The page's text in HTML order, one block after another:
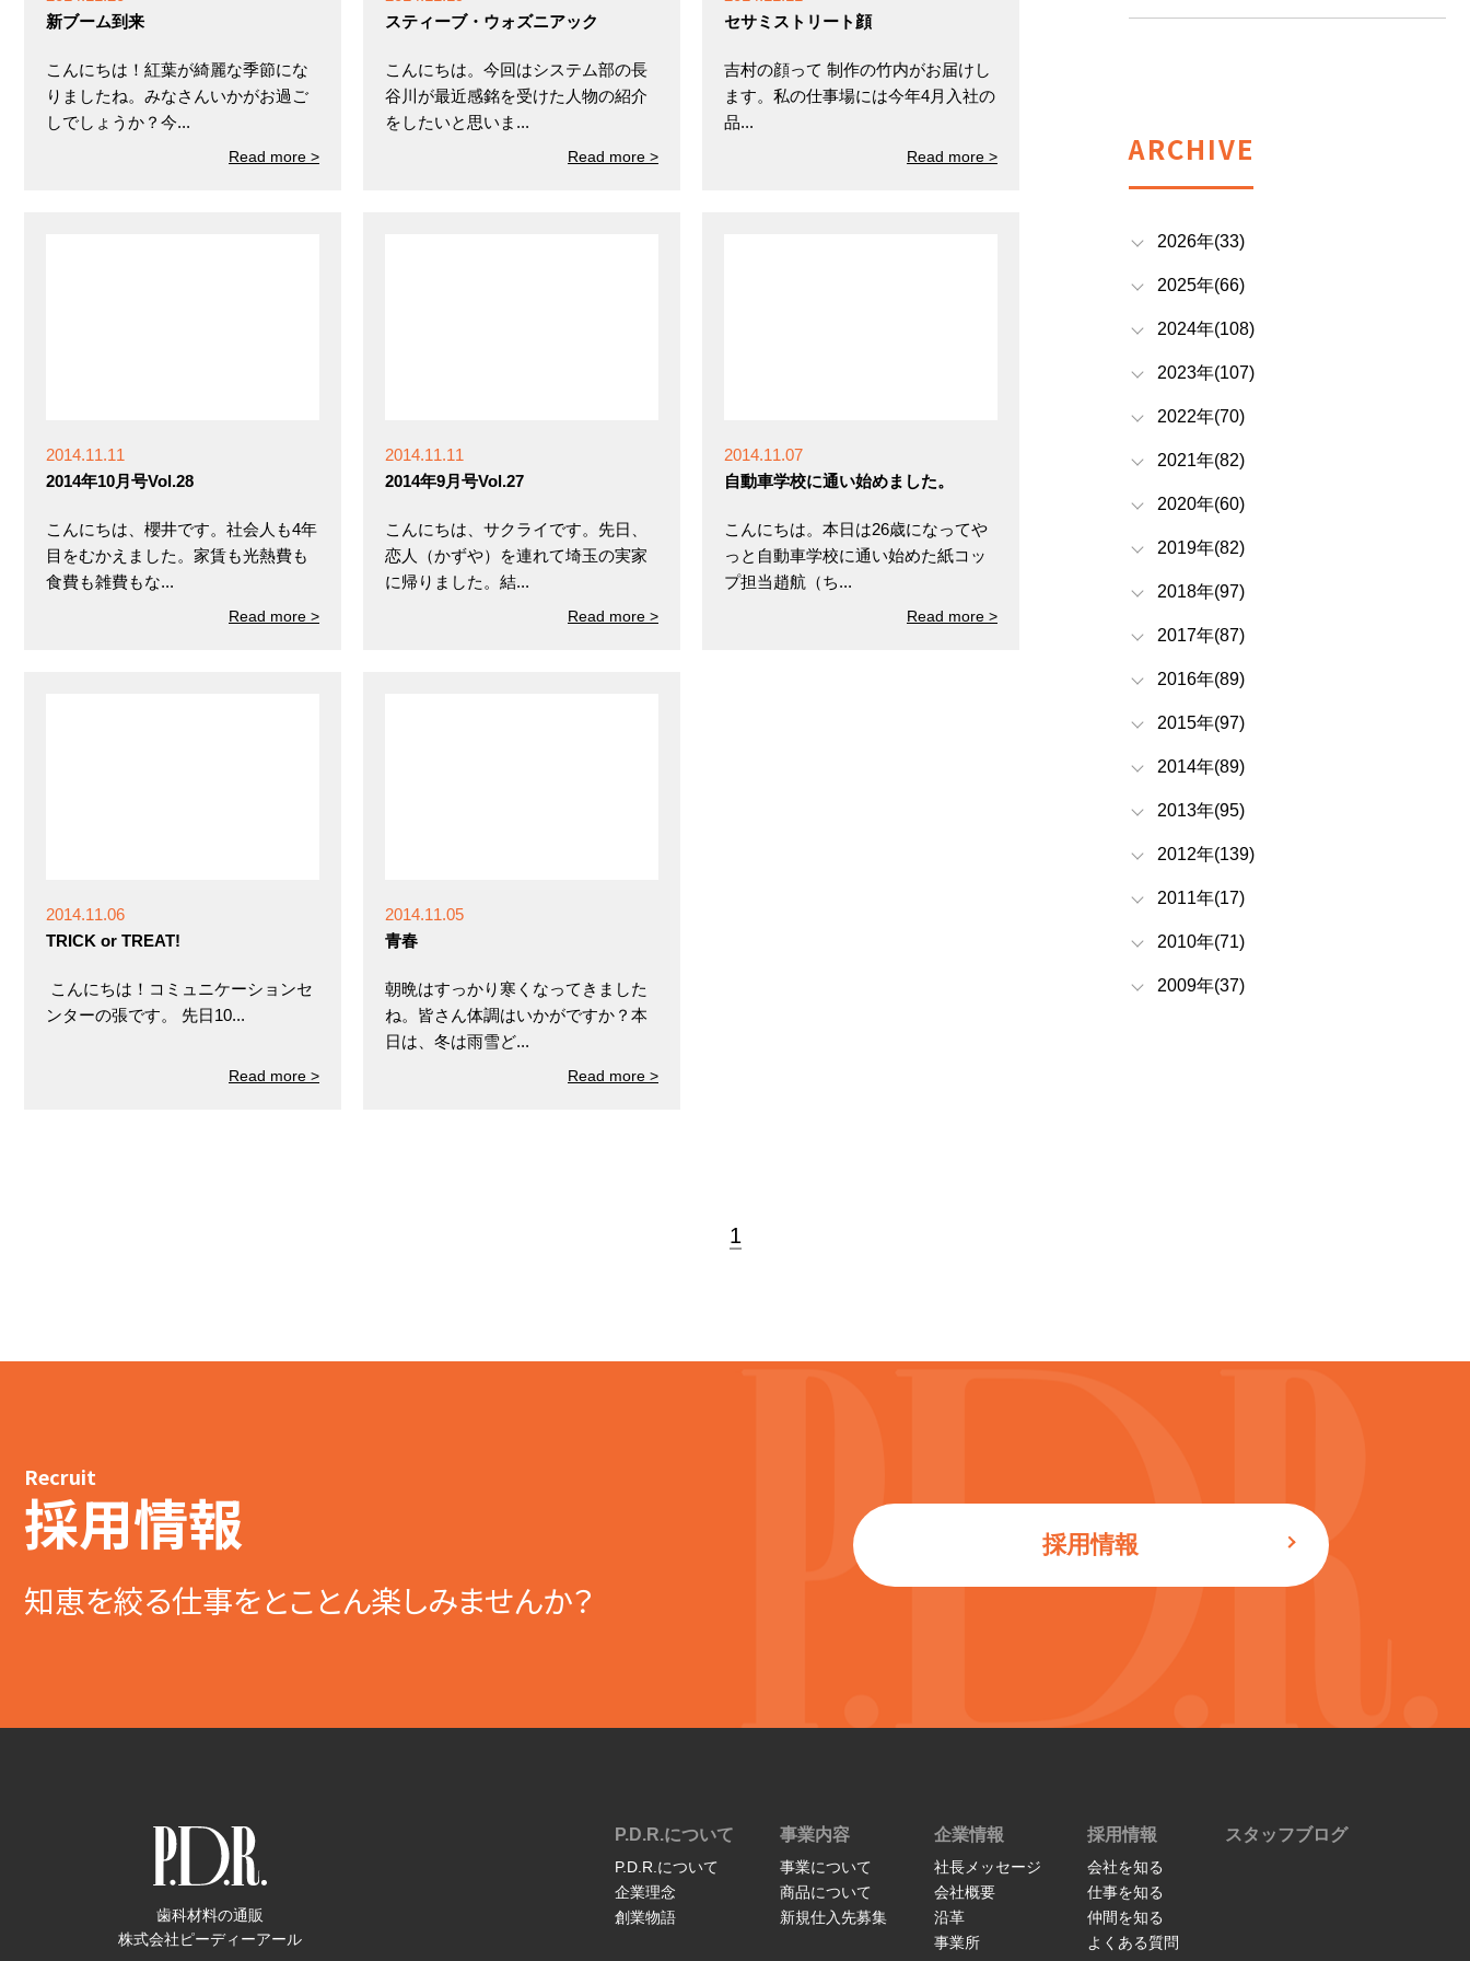
新ブーム到来
こんにちは！紅葉が綺麗な季節にな
りましたね。みなさんいかがお過ご
しでしょうか？今...
Read more >
スティーブ・ウォズニアック
こんにちは。今回はシステム部の長
谷川が最近感銘を受けた人物の紹介
をしたいと思いま...
Read more >
セサミストリート顔
吉村の顔って 制作の竹内がお届けし
ます。私の仕事場には今年4月入社の
品...
Read more >
2014.11.11
2014年10月号Vol.28
こんにちは、櫻井です。社会人も4年
目をむかえました。家賃も光熱費も
食費も雑費もな...
Read more >
2014.11.11
2014年9月号Vol.27
こんにちは、サクライです。先日、
恋人（かずや）を連れて埼玉の実家
に帰りました。結...
Read more >
2014.11.07
自動車学校に通い始めました。
こんにちは。本日は26歳になってや
っと自動車学校に通い始めた紙コッ
プ担当趙航（ち...
Read more >
2014.11.06
TRICK or TREAT!
こんにちは！コミュニケーションセ
ンターの張です。 先日10...
Read more >
2014.11.05
青春
朝晩はすっかり寒くなってきました
ね。皆さん体調はいかがですか？本
日は、冬は雨雪ど...
Read more >
ARCHIVE
2026年(33)
2025年(66)
2024年(108)
2023年(107)
2022年(70)
2021年(82)
2020年(60)
2019年(82)
2018年(97)
2017年(87)
2016年(89)
2015年(97)
2014年(89)
2013年(95)
2012年(139)
2011年(17)
2010年(71)
2009年(37)
1
Recruit
採用情報
知恵を絞る仕事をとことん楽しみませんか？
採用情報
歯科材料の通販
株式会社ピーディーアール
P.D.R.について
P.D.R.について
企業理念
創業物語
事業内容
事業について
商品について
新規仕入先募集
企業情報
社長メッセージ
会社概要
沿革
事業所
採用情報
会社を知る
仕事を知る
仲間を知る
よくある質問
スタッフブログ